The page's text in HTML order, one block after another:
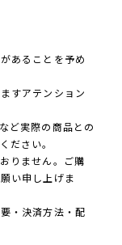
あることを予め
すアテンション
ど実際の商品との
ださい。
りません。ご購
い申し上げま
・決済方法・配